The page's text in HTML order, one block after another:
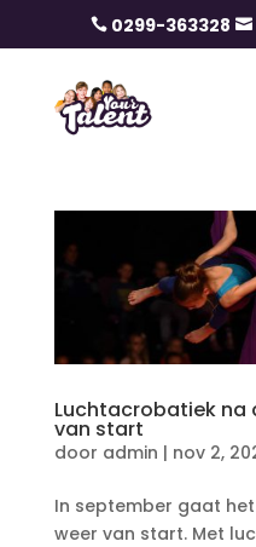
 0299-363328 
Luchtacrobatiek na
van start
door admin | nov 2,
In september gaat
weer van start. Met